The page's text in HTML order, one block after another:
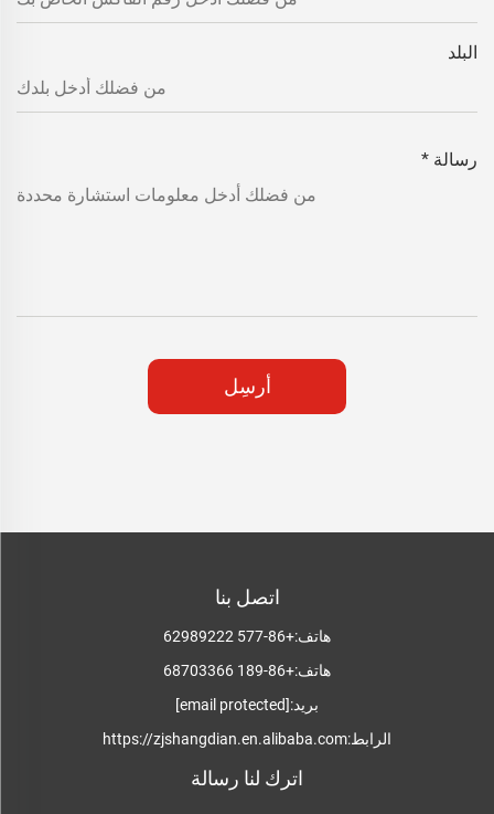
البلد
رسالة *
أرسِل
اتصل بنا
هاتف:+86-577 62989222
هاتف:+86-189 68703366
بريد:[email protected]
الرابط:https://zjshangdian.en.alibaba.com
اترك لنا رسالة